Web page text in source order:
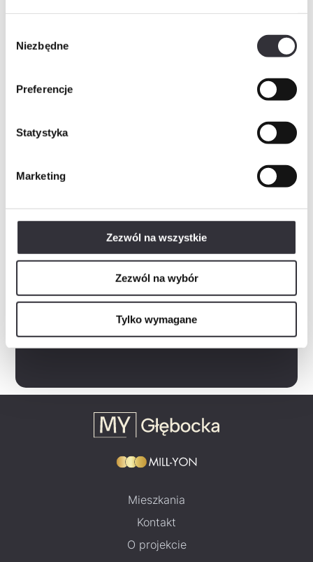
zgody
Niezbędne
Preferencje
Statystyka
Marketing
Zezwól na wszystkie
Zezwól na wybór
Tylko wymagane
E-mail
Wyrażam zgodę na przetwarzanie przez „Mill-Yon I Sp. z o.o.”, podanych przeze mnie w…
Zapoznałem/am się z polityką prywatności, która zawiera m.in. następujące informacje:-…Rozwiń
Mieszkania
Kontakt
O projekcie